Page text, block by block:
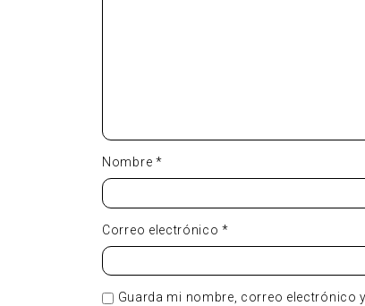
Nombre *
Correo electrónico*
Guarda mi nombre, correo electrónico